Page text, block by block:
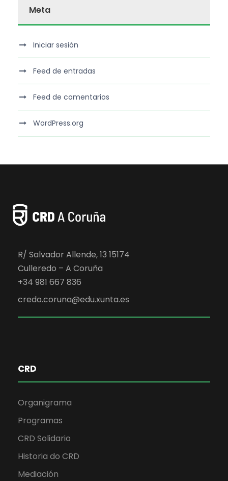
Meta
Iniciar sesión
Feed de entradas
Feed de comentarios
WordPress.org
R/ Salvador Allende, 13 15174
Culleredo – A Coruña
+34 981 667 836
credo.coruna@edu.xunta.es
CRD
Organigrama
Programas
CRD Solidario
Historia do CRD
Mediación